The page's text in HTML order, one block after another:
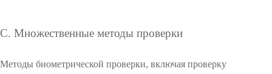
и
п
р
ш
C. Множественные методы проверки
Методы биометрической проверки, включая проверку